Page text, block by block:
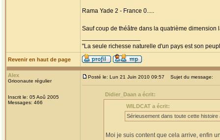
Rama Yade 2 - France 0.....
Sauf coup de théâtre dans la quatrième dimension
"La seule richesse naturelle d'un pays est son
Revenir en haut de page
Alex
Grioonaute régulier
Inscrit le: 05 Aoû 2005
Messages: 466
Posté le: Lun 21 Juin 2010 09:57 Sujet du message:
Didier_Daan a écrit:
WILDCAT a écrit:
Sérieusement dans toute cette histoire
Moi je suis content que cela arrive, enfin